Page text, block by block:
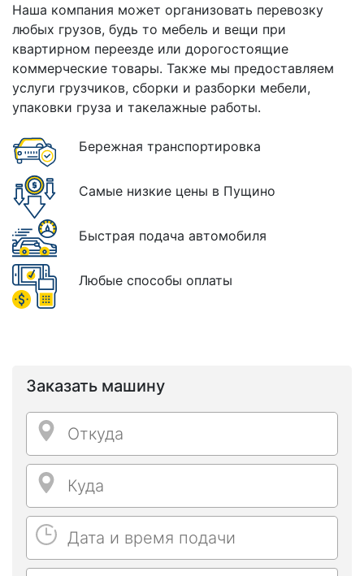
Наша компания может организовать перевозку
любых грузов, будь то мебель и вещи при
квартирном переезде или дорогостоящие
коммерческие товары. Также мы предоставляем
услуги грузчиков, сборки и разборки мебели,
упаковки груза и такелажные работы.
Бережная транспортировка
Самые низкие цены в Пущино
Быстрая подача автомобиля
Любые способы оплаты
Заказать машину